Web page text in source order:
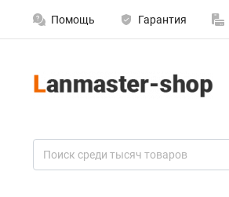
Помощь Гарантия